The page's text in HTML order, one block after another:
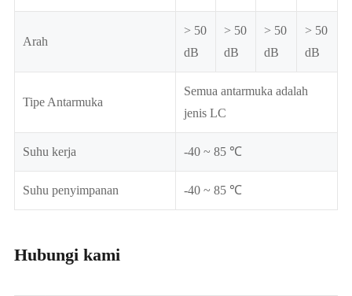
Arah
> 50
dB
> 50
dB
> 50
dB
> 50
dB
Tipe Antarmuka
Semua antarmuka adalah
jenis LC
Suhu kerja -40 ~ 85 ℃
Suhu penyimpanan -40 ~ 85 ℃
Hubungi kami